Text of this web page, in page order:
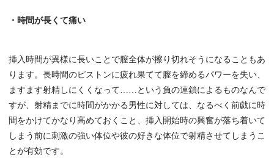
・時間が長くて痛い
挿入時間が異様に長いことで膣全体が擦り切れそうになることもあ
ります。長時間のピストンに疲れ果てて膣を締めるパワーを失い、
ますます射精しにくくなって……という負の連鎖によるものなんで
すが、射精までに時間がかかる男性に対しては、なるべく前戯に時
間をかけてかなり高めておくこと、挿入開始時の興奮が落ち着いて
しまう前に刺激の強い体位や彼の好きな体位で射精させてしまうこ
とが有効です。